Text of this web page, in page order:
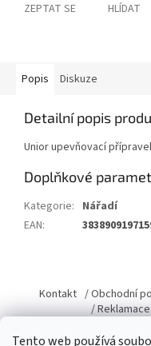
Tento web používá
ZEPTAT SE HLÍDAT
Popis Diskuze
Detailní popis
Unior upevňovací
Doplňkové
Kategorie: Nářadí
EAN:
p
a
Kontakt / Obchodní
/ Reklamace